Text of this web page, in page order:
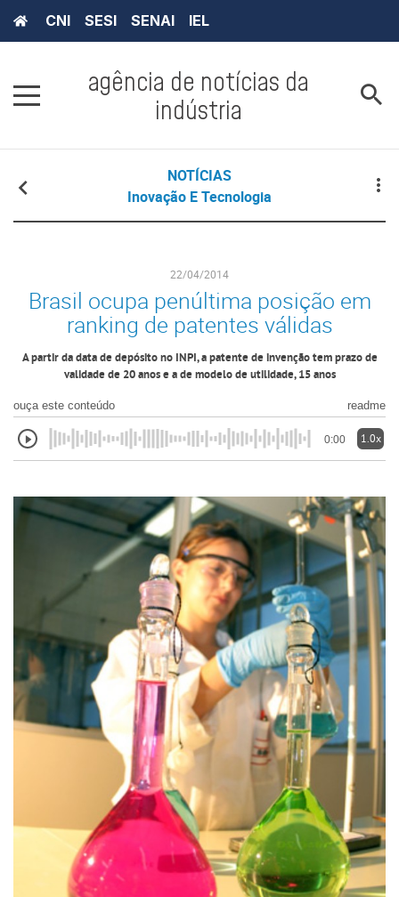
CNI SESI SENAI IEL
agência de notícias da
indústria
NOTÍCIAS
Inovação E Tecnologia
22/04/2014
Brasil ocupa penúltima posição em
ranking de patentes válidas
A partir da data de depósito no INPI, a patente de invenção tem prazo de
validade de 20 anos e a de modelo de utilidade, 15 anos
ouça este conteúdo readme
0:00 1.0x